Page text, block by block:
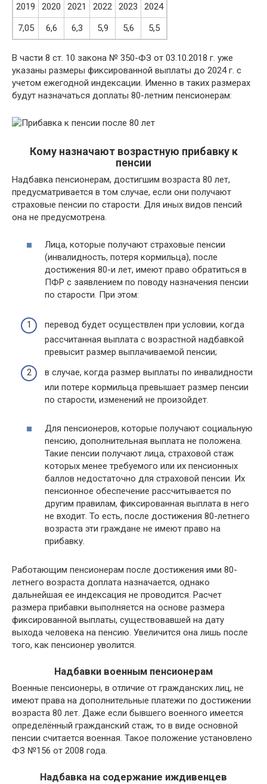
2019 2020 2021 2022 2023
2024
7,05
6,6 6,3 5,9 5,6 5,5
В части 8 ст. 10 закона № 350-ФЗ от 03.10.2018 г. уже
указаны размеры фиксированной выплаты до 2024 г. с
учетом ежегодной индексации. Именно в таких размерах
будут назначаться доплаты 80-летним пенсионерам:
Кому назначают возрастную прибавку к
пенсии
Надбавка пенсионерам, достигшим возраста 80 лет,
предусматривается в том случае, если они получают
страховые пенсии по старости. Для иных видов пенсий
она не предусмотрена.
Лица, которые получают страховые пенсии
(инвалидность, потеря кормильца), после
достижения 80-и лет, имеют право обратиться в
ПФР с заявлением по поводу назначения пенсии
по старости. При этом:
перевод будет осуществлен при условии, когда
рассчитанная выплата с возрастной надбавкой
превысит размер выплачиваемой пенсии;
в случае, когда размер выплаты по инвалидности
или потере кормильца превышает размер пенсии
по старости, изменений не произойдет.
Для пенсионеров, которые получают социальную
пенсию, дополнительная выплата не положена.
Такие пенсии получают лица, страховой стаж
которых менее требуемого или их пенсионных
баллов недостаточно для страховой пенсии. Их
пенсионное обеспечение рассчитывается по
другим правилам, фиксированная выплата в него
не входит. То есть, после достижения 80-летнего
возраста эти граждане не имеют право на
прибавку.
Работающим пенсионерам после достижения ими 80-
летнего возраста доплата назначается, однако
дальнейшая ее индексация не проводится. Расчет
размера прибавки выполняется на основе размера
фиксированной выплаты, существовавшей на дату
выхода человека на пенсию. Увеличится она лишь после
того, как пенсионер уволится.
Надбавки военным пенсионерам
Военные пенсионеры, в отличие от гражданских лиц, не
имеют права на дополнительные платежи по достижении
возраста 80 лет. Даже если бывшего военного имеется
определённый гражданский стаж, то в виде основной
пенсии считается военная. Такое положение установлено
ФЗ №156 от 2008 года.
Надбавка на содержание иждивенцев